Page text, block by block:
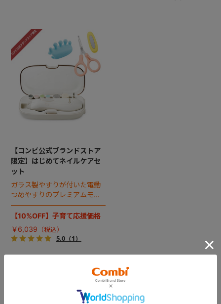
【コンビ公式ブランドストア
限定】はじめてネイルケアセ
ット
ガラス製やすりが付いた電動
つめやすりのプレミアムモデ
ルと、人気のつめきりハサ
ミ、指をやさしく固定する“に
【10%OFF】子育て応援価格
￥6,039
5.0（1）